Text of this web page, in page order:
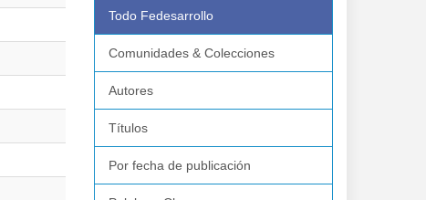
Todo Fedesarrollo
Comunidades & Colecciones
Autores
Títulos
Por fecha de publicación